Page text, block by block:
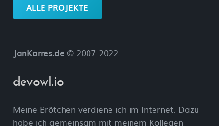
ALLE PROJEKTE
JanKarres.de © 2007-2022
devowl.io
Meine Brötchen verdiene ich im Internet. Dazu
habe ich gemeinsam mit meinem Kollegen